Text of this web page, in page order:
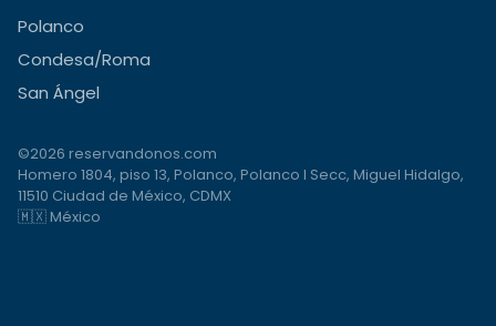
Polanco
Condesa/Roma
San Ángel
©2026 reservandonos.com
Homero 1804, piso 13, Polanco, Polanco I Secc, Miguel Hidalgo,
11510 Ciudad de México, CDMX
🇲🇽 México